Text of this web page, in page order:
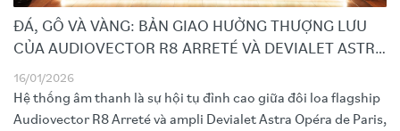
ĐÁ, GỖ VÀ VÀNG: BẢN GIAO HƯỞNG THƯỢNG LƯU
CỦA AUDIOVECTOR R8 ARRETÉ VÀ DEVIALET ASTRA
OPÉRA DE PARIS
16/01/2026
Hệ thống âm thanh là sự hội tụ đỉnh cao giữa đôi loa flagship
Audiovector R8 Arreté và ampli Devialet Astra Opéra de Paris,